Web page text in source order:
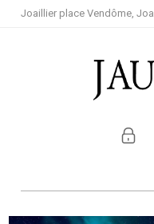
Joaillier place Vendôme,